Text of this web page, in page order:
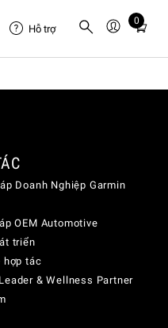
Hỗ trợ
0
Total
cart:
Doanh Nghiệp Garmin
OEM Automotive
triển
hợp tác
& Wellness Partner